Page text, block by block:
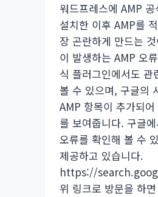
워드프레스에 AMP
설치한 이후 AMP를
장 곤란하게 만드는
이 발생하는 AMP 오
식 플러그인에서도 관
볼 수 있으며, 구글의
AMP 항목이 추가되
를 보여줍니다. 구글
오류를 확인해 볼 수
제공하고 있습니다.
https://
위 링크로 방문을 하